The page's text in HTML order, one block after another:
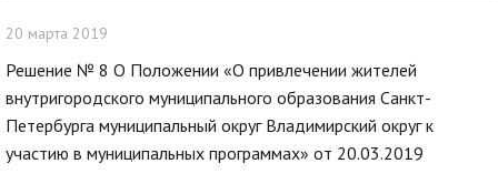
20 марта 2019
Решение № 8 О Положении «О привлечении жителей
внутригородского муниципального образования Санкт-
Петербурга муниципальный округ Владимирский округ к
участию в муниципальных программах» от 20.03.2019